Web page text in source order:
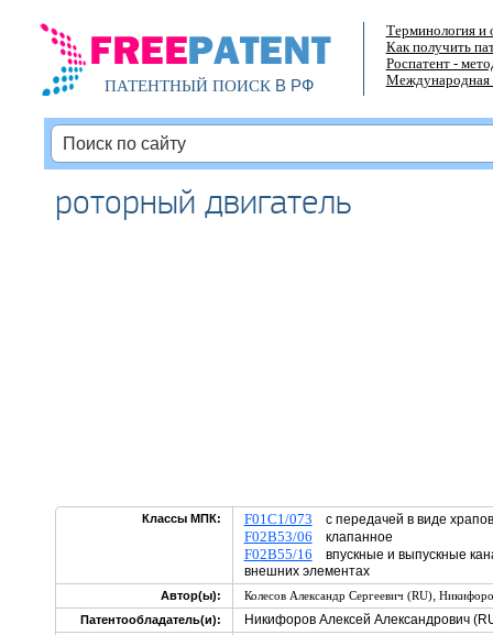
ПАТЕНТНЫЙ ПОИСКВ РФ
Терминология и
Как получить
Роспатент -
Международная
роторный двигатель
Классы МПК: F01C1/073 с передачей в виде
F02B53/06 клапанное
F02B55/16 впускные и выпускные
внешних элементах
Автор(ы): Колесов Александр Сергеевич (RU),
Патентообладатель(и):
Никифоров Алексей Александрович